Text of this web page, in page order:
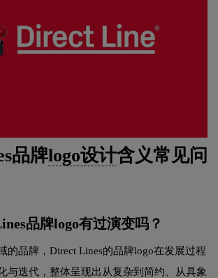
品牌logo设计含义常见问
品牌logo有过演变吗？
的品牌，Direct Lines的品牌logo在发展过程
与迭代，整体呈现出从复杂到简约、从具象